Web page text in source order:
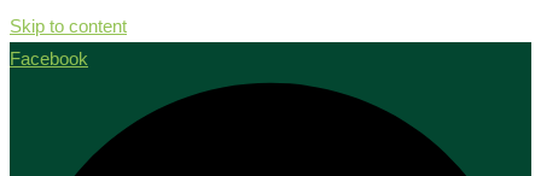
Skip to content
Facebook